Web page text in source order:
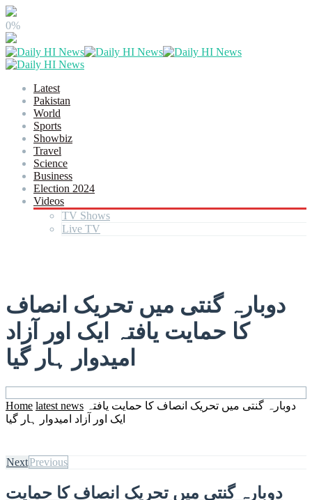
0%
Latest
Pakistan
World
Sports
Showbiz
Travel
Science
Business
Election 2024
Videos
TV Shows
Live TV
دوبارہ گنتی میں تحریک انصاف
کا حمایت یافتہ ایک اور آزاد
امیدوار ہار گیا
Home latest news
دوبارہ گنتی میں تحریک انصاف کا حمایت یافتہ
ایک اور آزاد امیدوار ہار گیا
NextPrevious
دوبارہ گنتی میں تحریک انصاف کا حمایت